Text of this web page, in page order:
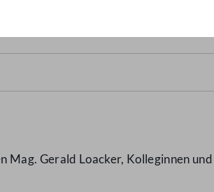
Gerald Loacker, Kolleginnen